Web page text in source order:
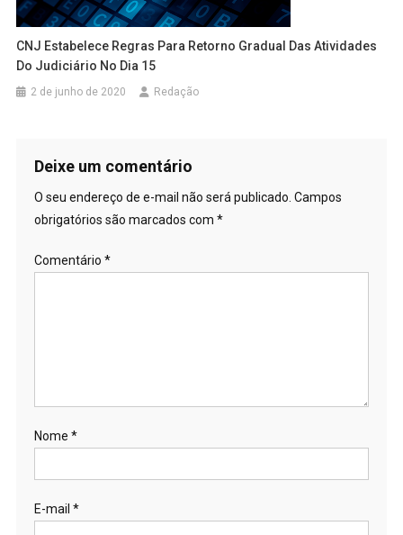
CNJ Estabelece Regras Para Retorno Gradual Das Atividades
Do Judiciário No Dia 15
2 de junho de 2020 Redação
Deixe um comentário
O seu endereço de e-mail não será publicado. Campos
obrigatórios são marcados com *
Comentário *
Nome *
E-mail *